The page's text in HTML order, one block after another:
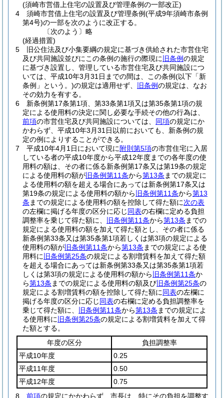
(須崎市営借上住宅の設置及び管理条例の一部改正)
4
須崎市営借上住宅の設置及び管理条例(平成9年須崎市条例
第4号)の一部を次のように改正する。
〔次のよう〕略
(経過措置)
5
旧公住法及び小集要綱の規定に基づき供給された市営住宅
及び共同施設並びにこの条例の施行の際現に 旧条例の規定
に基づき設置し、管理している市営住宅及び共同施設につ
いては、平成10年3月31日までの間は、この条例(以下「新
条例」という。)の規定は適用せず、 旧条例の規定は、なお
その効力を有する。
6
新条例第17条第1項、第33条第1項又は第35条第1項の規
定による使用料の決定に関し必要な手続その他の行為は、
前項の市営住宅及び共同施設については、 同項の規定にか
かわらず、平成10年3月31日以前においても、新条例の規
定の例によりすることができる。
7
平成10年4月1日において現に 附則第5項の市営住宅に入居
している者の平成10年度から平成12年度までの各年度の使
用料の額は、その者に係る新条例第17条又は第19条の規定
による使用料の額が 旧条例第11条から第13条 までの規定に
よる使用料の額を超える場合にあっては新条例第17条又は
第19条の規定による使用料の額から 旧条例第11条から第13
条 までの規定による使用料の額を控除して得た額に次の表
の左欄に掲げる年度の区分に応じ同表の右欄に定める負担
調整率を乗じて得た額に、
旧条例第11条から第13条 までの
規定による使用料の額を加えて得た額とし、その者に係る
新条例第33条又は第35条第1項若しくは第3項の規定による
使用料の額が 旧条例第11条から第13条 までの規定による使
用料に 旧条例第25条の規定による割増賃料を加えて得た額
を超える場合にあっては新条例第33条又は第35条第1項若
しくは第3項の規定による使用料の額から 旧条例第11条か
ら第13条 までの規定による使用料の額及び 旧条例第25条の
規定による割増賃料の額を控除して得た額に同表の左欄に
掲げる年度の区分に応じ同表の右欄に定める負担調整率を
乗じて得た額に、
旧条例第11条から第13条 までの規定によ
る使用料に 旧条例第25条の規定による割増賃料を加えて得
た額とする。
年度の区分
負担調整率
平成10年度
0.25
平成11年度
0.50
平成12年度
0.75
8
前項の規定にかかわらず、市長は、特にその負担を調整す